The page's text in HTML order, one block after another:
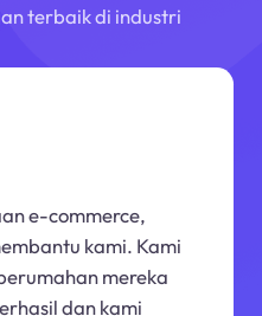
terbaik di industri
e-commerce,
kami. Kami
mereka
dan kami